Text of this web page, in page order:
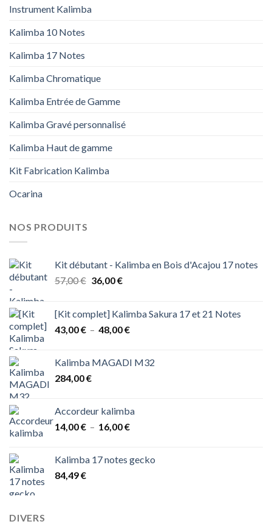
Instrument Kalimba
Kalimba 10 Notes
Kalimba 17 Notes
Kalimba Chromatique
Kalimba Entrée de Gamme
Kalimba Gravé personnalisé
Kalimba Haut de gamme
Kit Fabrication Kalimba
Ocarina
NOS PRODUITS
Kit débutant - Kalimba en Bois d'Acajou 17 notes
57,00€ Le
était :
57,00 €.
36,00€Le
est :
36,00 €.
[Kit complet] Kalimba Sakura 17 et 21 Notes
43,00€ – 48,00€Plage
43,00 €
Kalimba MAGADI M32
284,00€
Accordeur kalimba
14,00€ – 16,00€Plage
14,00 €
Kalimba 17 notes gecko
84,49€
DIVERS